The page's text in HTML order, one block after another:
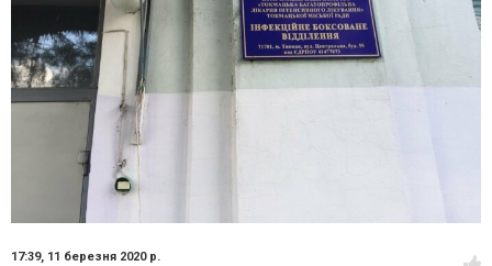
17:39, 11 березня 2020 р.